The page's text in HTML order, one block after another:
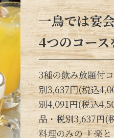
一鳥では宴
4つのコー
3種の飲み放題付
別3,637円(税込
別4,091円(税込
品・税別3,637円(
料理のみの『 楽と